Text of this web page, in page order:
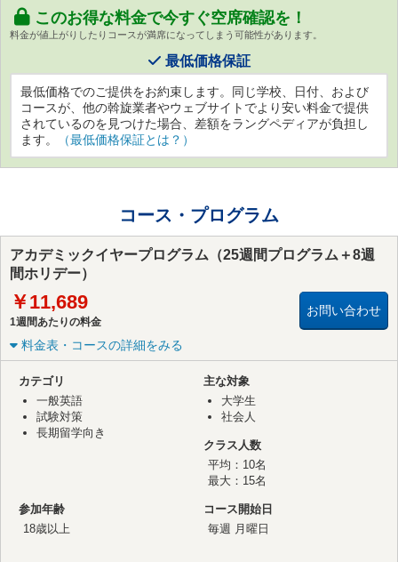
このお得な料金で今すぐ空席確認を！
料金が値上がりしたりコースが満席になってしまう可能性があります。
最低価格保証
最低価格でのご提供をお約束します。同じ学校、日付、および
コースが、他の斡旋業者やウェブサイトでより安い料金で提供
されているのを見つけた場合、差額をラングペディアが負担し
ます。
（最低価格保証とは？）
コース・プログラム
アカデミックイヤープログラム（25週間プログラム＋8週
間ホリデー）
￥11,689
1週間あたりの料金
お問い合わせ
料金表・コースの詳細をみる
カテゴリ
一般英語
試験対策
長期留学向き
主な対象
大学生
社会人
クラス人数
平均：10名
最大：15名
参加年齢
18歳以上
コース開始日
毎週 月曜日